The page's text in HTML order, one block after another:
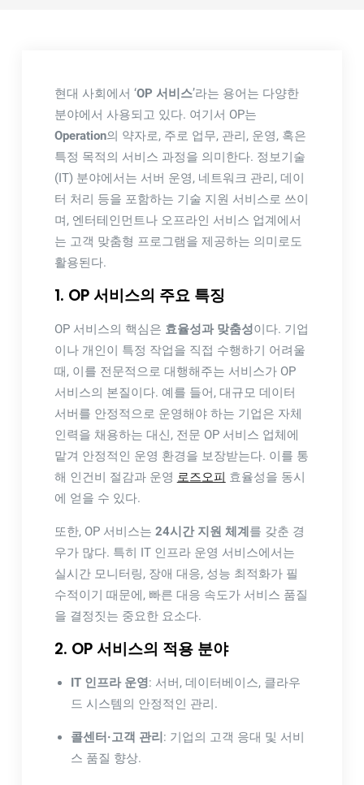
현대 사회에서 ‘OP 서비스’라는 용어는 다양한
분야에서 사용되고 있다. 여기서 OP는
Operation의 약자로, 주로 업무, 관리, 운영, 혹은
특정 목적의 서비스 과정을 의미한다. 정보기술
(IT) 분야에서는 서버 운영, 네트워크 관리, 데이
터 처리 등을 포함하는 기술 지원 서비스로 쓰이
며, 엔터테인먼트나 오프라인 서비스 업계에서
는 고객 맞춤형 프로그램을 제공하는 의미로도
활용된다.
1. OP 서비스의 주요 특징
OP 서비스의 핵심은 효율성과 맞춤성이다. 기업
이나 개인이 특정 작업을 직접 수행하기 어려울
때, 이를 전문적으로 대행해주는 서비스가 OP
서비스의 본질이다. 예를 들어, 대규모 데이터
서버를 안정적으로 운영해야 하는 기업은 자체
인력을 채용하는 대신, 전문 OP 서비스 업체에
맡겨 안정적인 운영 환경을 보장받는다. 이를 통
해 인건비 절감과 운영 로즈오피 효율성을 동시
에 얻을 수 있다.
또한, OP 서비스는 24시간 지원 체계 를 갖춘 경
우가 많다. 특히 IT 인프라 운영 서비스에서는
실시간 모니터링, 장애 대응, 성능 최적화가 필
수적이기 때문에, 빠른 대응 속도가 서비스 품질
을 결정짓는 중요한 요소다.
2. OP 서비스의 적용 분야
IT 인프라 운영: 서버, 데이터베이스, 클라우
드 시스템의 안정적인 관리.
콜센터·고객 관리 : 기업의 고객 응대 및 서비
스 품질 향상.